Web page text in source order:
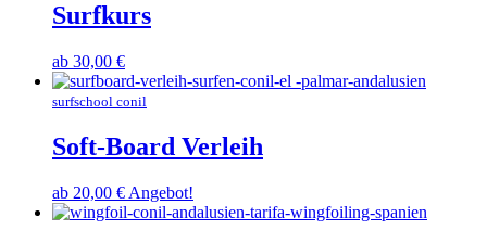
Surfkurs
ab 30,00 €
surfschool conil
Soft-Board Verleih
ab 20,00 € Angebot!